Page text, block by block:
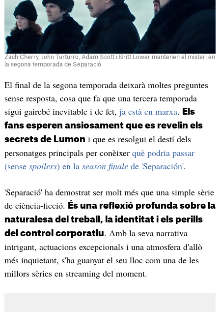
Zach Cherry, John Turturro, Adam Scott i Britt Lower mantenen el misteri en
la segona temporada de Separació
El final de la segona temporada deixarà moltes preguntes
sense resposta, cosa que fa que una tercera temporada
sigui gairebé inevitable i de fet, ja està en marxa.
Els
fans esperen ansiosament que es revelin els
secrets de Lumon i que es resolgui el destí dels
personatges principals per conèixer què podria passar
(sense spoilers) en la season finalede 'Separación'.
'Separació' ha demostrat ser molt més que una simple sèrie
de ciència-ficció.
És una reflexió profunda sobre la
naturalesa del treball, la identitat i els perills
del control corporatiu. Amb la seva narrativa
intrigant, actuacions excepcionals i una atmosfera d'allò
més inquietant, s'ha guanyat el seu lloc com una de les
millors sèries en streaming del moment.